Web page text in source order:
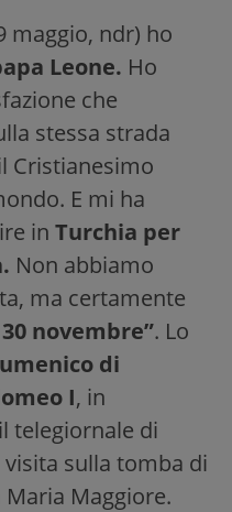
maggio, ndr) ho
Leone. Ho
che
stessa strada
Cristianesimo
E mi ha
in Turchia per
Non abbiamo
ma certamente
30 novembre”. Lo
di
I, in
telegiornale di
visita sulla tomba di
Maria Maggiore.